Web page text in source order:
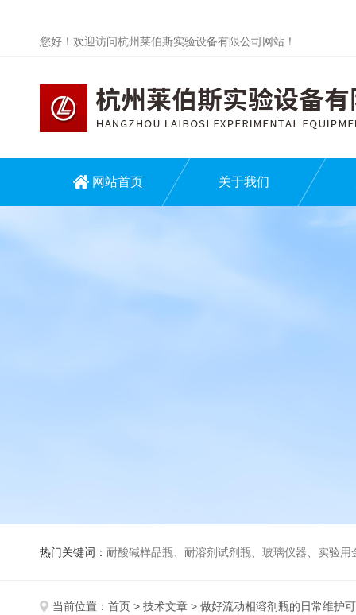
您好！欢迎访问杭州莱伯斯实验设备有限公司网站！
网站首页 关于我们
热门关键词： 耐酸碱样品瓶、耐溶剂试剂瓶、玻璃仪器、实验
当前位置： 首页 > 技术文章 > 做好流动相溶剂瓶的日常维护